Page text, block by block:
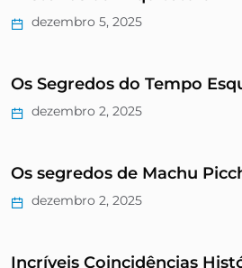
dezembro 5, 2025
Os Segredos do Tempo
dezembro 2, 2025
Os segredos de Machu
dezembro 2, 2025
Incríveis Coincidências